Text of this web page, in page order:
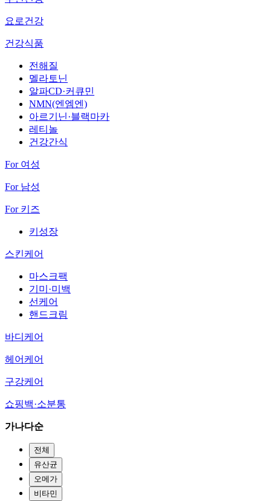
요로건강
건강식품
전해질
멜라토닌
알파CD·커큐민
NMN(엔엠엔)
아르기닌·블랙마카
레티놀
건강간식
For 여성
For 남성
For 키즈
키성장
스킨케어
마스크팩
기미·미백
선케어
핸드크림
바디케어
헤어케어
구강케어
쇼핑백·소분통
가나다순
전체
유산균
오메가
비타민